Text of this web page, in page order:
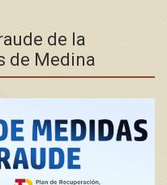
de la
de Medina